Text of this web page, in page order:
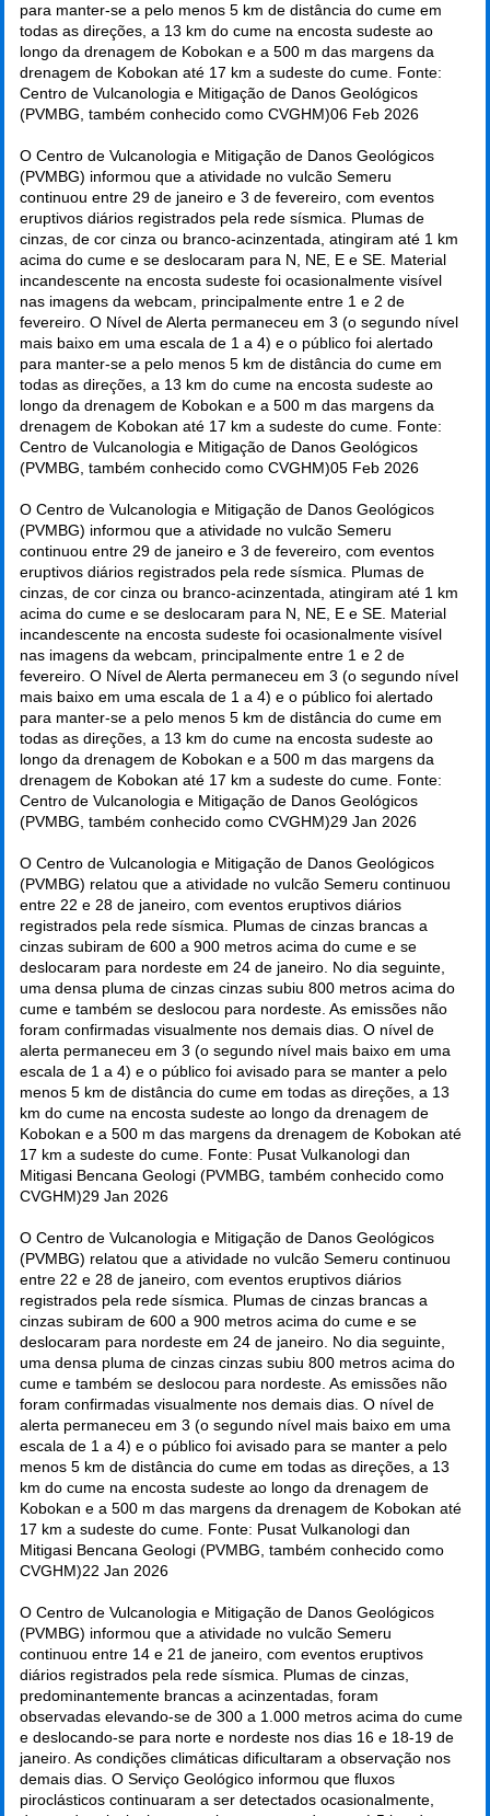
para manter-se a pelo menos 5 km de distância do cume em
todas as direções, a 13 km do cume na encosta sudeste ao
longo da drenagem de Kobokan e a 500 m das margens da
drenagem de Kobokan até 17 km a sudeste do cume. Fonte:
Centro de Vulcanologia e Mitigação de Danos Geológicos
(PVMBG, também conhecido como CVGHM)06 Feb 2026
O Centro de Vulcanologia e Mitigação de Danos Geológicos
(PVMBG) informou que a atividade no vulcão Semeru
continuou entre 29 de janeiro e 3 de fevereiro, com eventos
eruptivos diários registrados pela rede sísmica. Plumas de
cinzas, de cor cinza ou branco-acinzentada, atingiram até 1 km
acima do cume e se deslocaram para N, NE, E e SE. Material
incandescente na encosta sudeste foi ocasionalmente visível
nas imagens da webcam, principalmente entre 1 e 2 de
fevereiro. O Nível de Alerta permaneceu em 3 (o segundo nível
mais baixo em uma escala de 1 a 4) e o público foi alertado
para manter-se a pelo menos 5 km de distância do cume em
todas as direções, a 13 km do cume na encosta sudeste ao
longo da drenagem de Kobokan e a 500 m das margens da
drenagem de Kobokan até 17 km a sudeste do cume. Fonte:
Centro de Vulcanologia e Mitigação de Danos Geológicos
(PVMBG, também conhecido como CVGHM)05 Feb 2026
O Centro de Vulcanologia e Mitigação de Danos Geológicos
(PVMBG) informou que a atividade no vulcão Semeru
continuou entre 29 de janeiro e 3 de fevereiro, com eventos
eruptivos diários registrados pela rede sísmica. Plumas de
cinzas, de cor cinza ou branco-acinzentada, atingiram até 1 km
acima do cume e se deslocaram para N, NE, E e SE. Material
incandescente na encosta sudeste foi ocasionalmente visível
nas imagens da webcam, principalmente entre 1 e 2 de
fevereiro. O Nível de Alerta permaneceu em 3 (o segundo nível
mais baixo em uma escala de 1 a 4) e o público foi alertado
para manter-se a pelo menos 5 km de distância do cume em
todas as direções, a 13 km do cume na encosta sudeste ao
longo da drenagem de Kobokan e a 500 m das margens da
drenagem de Kobokan até 17 km a sudeste do cume. Fonte:
Centro de Vulcanologia e Mitigação de Danos Geológicos
(PVMBG, também conhecido como CVGHM)29 Jan 2026
O Centro de Vulcanologia e Mitigação de Danos Geológicos
(PVMBG) relatou que a atividade no vulcão Semeru continuou
entre 22 e 28 de janeiro, com eventos eruptivos diários
registrados pela rede sísmica. Plumas de cinzas brancas a
cinzas subiram de 600 a 900 metros acima do cume e se
deslocaram para nordeste em 24 de janeiro. No dia seguinte,
uma densa pluma de cinzas cinzas subiu 800 metros acima do
cume e também se deslocou para nordeste. As emissões não
foram confirmadas visualmente nos demais dias. O nível de
alerta permaneceu em 3 (o segundo nível mais baixo em uma
escala de 1 a 4) e o público foi avisado para se manter a pelo
menos 5 km de distância do cume em todas as direções, a 13
km do cume na encosta sudeste ao longo da drenagem de
Kobokan e a 500 m das margens da drenagem de Kobokan até
17 km a sudeste do cume. Fonte: Pusat Vulkanologi dan
Mitigasi Bencana Geologi (PVMBG, também conhecido como
CVGHM)29 Jan 2026
O Centro de Vulcanologia e Mitigação de Danos Geológicos
(PVMBG) relatou que a atividade no vulcão Semeru continuou
entre 22 e 28 de janeiro, com eventos eruptivos diários
registrados pela rede sísmica. Plumas de cinzas brancas a
cinzas subiram de 600 a 900 metros acima do cume e se
deslocaram para nordeste em 24 de janeiro. No dia seguinte,
uma densa pluma de cinzas cinzas subiu 800 metros acima do
cume e também se deslocou para nordeste. As emissões não
foram confirmadas visualmente nos demais dias. O nível de
alerta permaneceu em 3 (o segundo nível mais baixo em uma
escala de 1 a 4) e o público foi avisado para se manter a pelo
menos 5 km de distância do cume em todas as direções, a 13
km do cume na encosta sudeste ao longo da drenagem de
Kobokan e a 500 m das margens da drenagem de Kobokan até
17 km a sudeste do cume. Fonte: Pusat Vulkanologi dan
Mitigasi Bencana Geologi (PVMBG, também conhecido como
CVGHM)22 Jan 2026
O Centro de Vulcanologia e Mitigação de Danos Geológicos
(PVMBG) informou que a atividade no vulcão Semeru
continuou entre 14 e 21 de janeiro, com eventos eruptivos
diários registrados pela rede sísmica. Plumas de cinzas,
predominantemente brancas a acinzentadas, foram
observadas elevando-se de 300 a 1.000 metros acima do cume
e deslocando-se para norte e nordeste nos dias 16 e 18-19 de
janeiro. As condições climáticas dificultaram a observação nos
demais dias. O Serviço Geológico informou que fluxos
piroclásticos continuaram a ser detectados ocasionalmente,